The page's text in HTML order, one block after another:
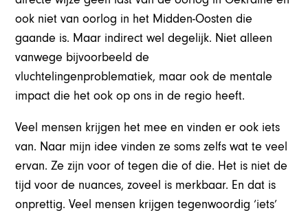
ook niet van oorlog in het Midden-Oosten die
gaande is. Maar indirect wel degelijk. Niet alleen
vanwege bijvoorbeeld de
vluchtelingenproblematiek, maar ook de mentale
impact die het ook op ons in de regio heeft.
Veel mensen krijgen het mee en vinden er ook iets
van. Naar mijn idee vinden ze soms zelfs wat te veel
ervan. Ze zijn voor of tegen die of die. Het is niet de
tijd voor de nuances, zoveel is merkbaar. En dat is
onprettig. Veel mensen krijgen tegenwoordig ‘iets’